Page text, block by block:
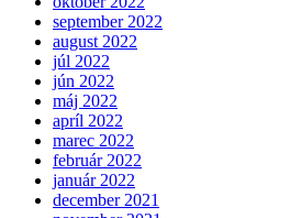
september 2022
august 2022
júl 2022
jún 2022
máj 2022
apríl 2022
marec 2022
február 2022
január 2022
december 2021